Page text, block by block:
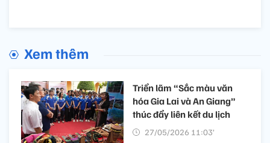
Xem thêm
Triển lãm “Sắc màu văn
hóa Gia Lai và An Giang”
thúc đẩy liên kết du lịch
27/05/2026 11:03’